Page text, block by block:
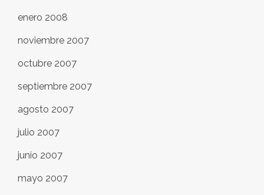
enero 2008
noviembre 2007
octubre 2007
septiembre 2007
agosto 2007
julio 2007
junio 2007
mayo 2007